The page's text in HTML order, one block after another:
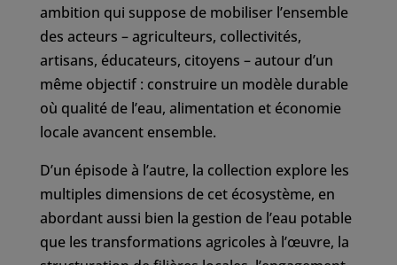
ambition qui suppose de mobiliser l’ensemble
des acteurs – agriculteurs, collectivités,
artisans, éducateurs, citoyens – autour d’un
même objectif : construire un modèle durable
où qualité de l’eau, alimentation et économie
locale avancent ensemble.
D’un épisode à l’autre, la collection explore les
multiples dimensions de cet écosystème, en
abordant aussi bien la gestion de l’eau potable
que les transformations agricoles à l’œuvre, la